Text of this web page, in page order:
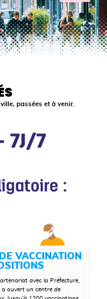
passées et à venir.
VACCINATION
avec la Préfecture,
a ouvert un centre de